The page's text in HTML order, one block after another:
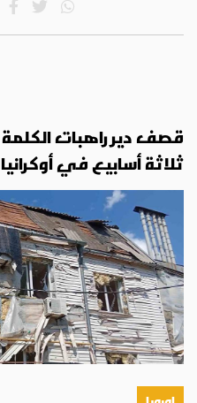
قصف دير راهبات
ثلاثة أسابيع في أوكرانيا